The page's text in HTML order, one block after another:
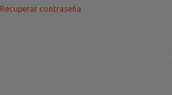
Recuperar contraseña